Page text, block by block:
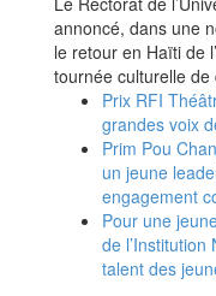
annoncé, dans une
le retour en Haïti de
tournée culturelle de
Prix RFI
grandes voix
Prim Pou
un jeune
engagement
Pour une
de l’Institution
talent des